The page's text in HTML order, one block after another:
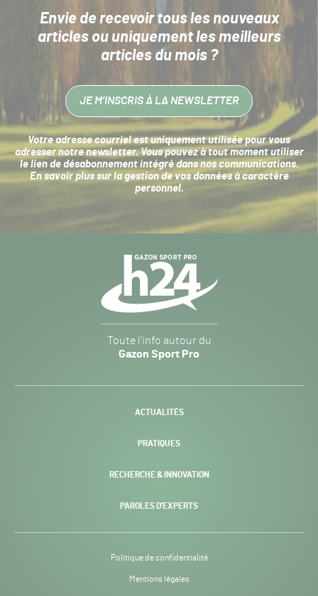
Envie de recevoir tous les nouveaux
articlesou uniquement les meilleurs
articles du mois ?
JE M’INSCRIS À LA NEWSLETTER
Votre adresse courriel est uniquement utilisée pour vous
adresser notre newsletter. Vous pouvez à tout moment utiliser
le lien de désabonnement intégré dans nos communications.
En savoir plus sur la gestion de vos données à caractère
personnel.
Sport
Pro
-
Toute l’info autour du
Gazon Sport Pro
ACTUALITÉS
PRATIQUES
RECHERCHE & INNOVATION
PAROLES D’EXPERTS
Politique de confidentialité
Mentions légales